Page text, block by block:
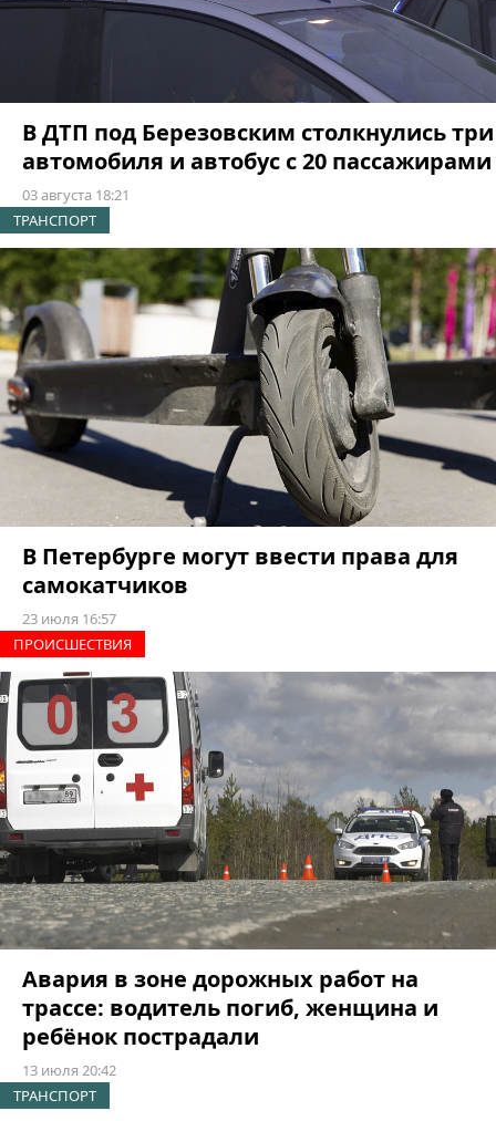
В ДТП под Березовским столкнулись три
автомобиля и автобус с 20 пассажирами
03 августа 18:21
ТРАНСПОРТ
В Петербурге могут ввести права для
самокатчиков
23 июля 16:57
ПРОИCШЕСТВИЯ
Авария в зоне дорожных работ на
трассе: водитель погиб, женщина и
ребёнок пострадали
13 июля 20:42
ТРАНСПОРТ